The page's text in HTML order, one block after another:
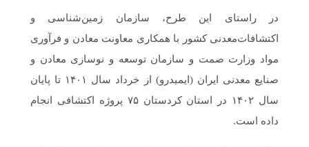
در راستای این طرح، سازمان زمین‌شناسی و
اکتشافات‌معدنی کشور با همکاری معاونت معادن و فرآوری
مواد وزارت صمت و سازمان توسعه و نوسازی معادن و
صنایع معدنی ایران (ایمیدرو) از خرداد سال ۱۴۰۱ تا پایان
سال ۱۴۰۲ در استان کردستان ۷۵ پروژه اکتشافی انجام
داده است.